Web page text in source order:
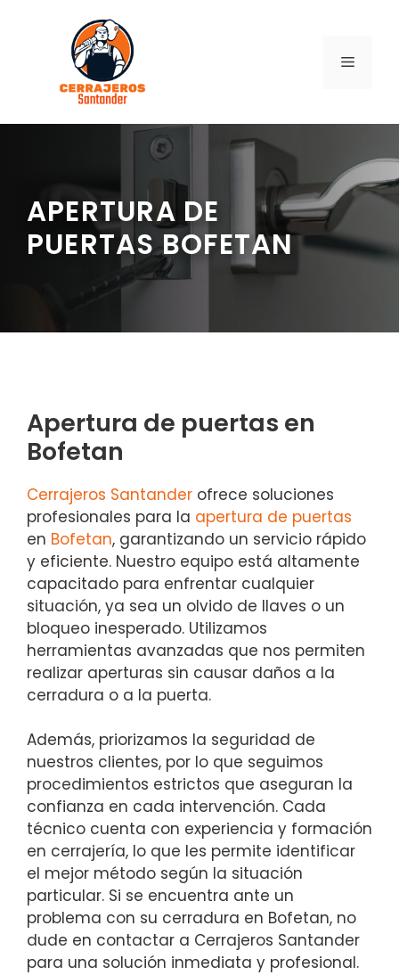
contenido
MENÚ
APERTURA DE
PUERTAS BOFETAN
Apertura de puertas en
Bofetan
Cerrajeros Santander ofrece soluciones
profesionales para la apertura de puertas
en Bofetan, garantizando un servicio rápido
y eficiente. Nuestro equipo está altamente
capacitado para enfrentar cualquier
situación, ya sea un olvido de llaves o un
bloqueo inesperado. Utilizamos
herramientas avanzadas que nos permiten
realizar aperturas sin causar daños a la
cerradura o a la puerta.
Además, priorizamos la seguridad de
nuestros clientes, por lo que seguimos
procedimientos estrictos que aseguran la
confianza en cada intervención. Cada
técnico cuenta con experiencia y formación
en cerrajería, lo que les permite identificar
el mejor método según la situación
particular. Si se encuentra ante un
problema con su cerradura en Bofetan, no
dude en contactar a Cerrajeros Santander
para una solución inmediata y profesional.